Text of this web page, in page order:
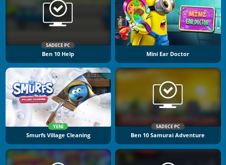
SADECE PC
Ben 10 Help Mini Ear Doctor
YENI
Smurfs Village Cleaning
SADECE PC
Ben 10 Samurai Adventure